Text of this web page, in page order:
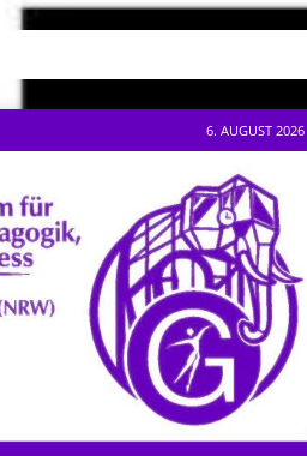
6. AUGUST 2026